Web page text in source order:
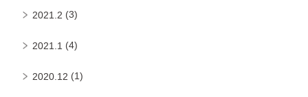
2021.2 (3)
2021.1 (4)
2020.12 (1)